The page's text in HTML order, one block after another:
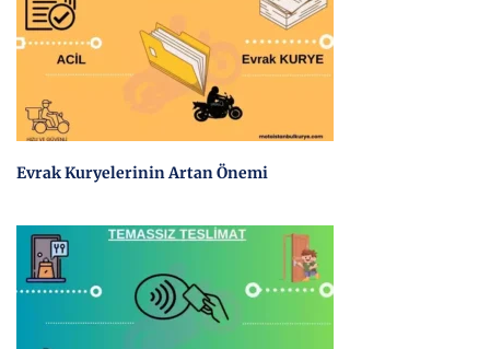
Evrak Kuryelerinin Artan Önemi